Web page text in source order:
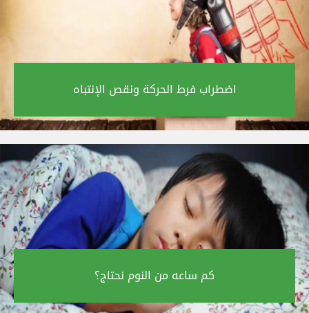
اضطراب فرط الحركة ونقص الإنتباه‎
كم ساعه من النوم نحتاج؟‎